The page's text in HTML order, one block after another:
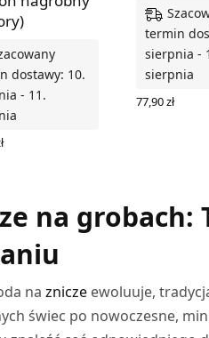
dostawy: 10.
- 11.
termin
sierpnia -
sierpnia
77,90zł
na grobach:
naznicze ewoluuje,
świec po nowoczesne,